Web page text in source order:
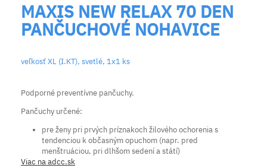
MAXIS NEW RELAX 70 DEN
PANČUCHOVÉ NOHAVICE
veľkosť XL (I.KT), svetlé, 1x1 ks
Podporné preventívne pančuchy.
Pančuchy určené:
pre ženy pri prvých príznakoch žilového ochorenia s
tendenciou k občasným opuchom (napr. pred
menštruáciou, pri dlhšom sedení a státí)
Viac na adcc.sk